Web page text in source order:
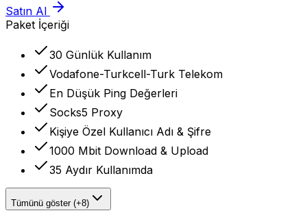
Satın Al
Paket İçeriği
30 Günlük Kullanım
Vodafone-Turkcell-Turk Telekom
En Düşük Ping Değerleri
Socks5 Proxy
Kişiye Özel Kullanıcı Adı & Şifre
1000 Mbit Download & Upload
35 Aydır Kullanımda
Tümünü göster (+8)